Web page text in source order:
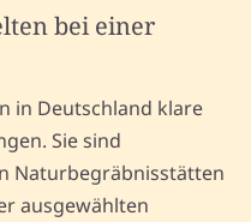
bei einer
in Deutschland klare
Sie sind
Naturbegräbnisstätten
ausgewählten